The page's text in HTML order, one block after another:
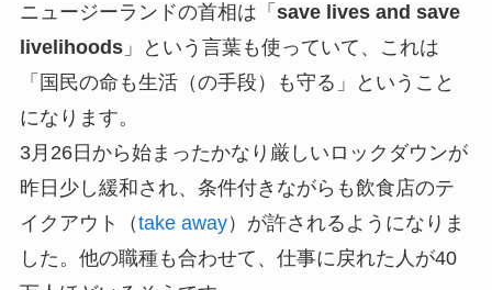
ニュージーランドの首相は「 save lives and save
livelihoods」という言葉も使っていて、これは
「国民の命も生活（の手段）も守る」ということ
になります。
3月26日から始まったかなり厳しいロックダウンが
昨日少し緩和され、条件付きながらも飲食店のテ
イクアウト（take away）が許されるようになりま
した。他の職種も合わせて、仕事に戻れた人が40